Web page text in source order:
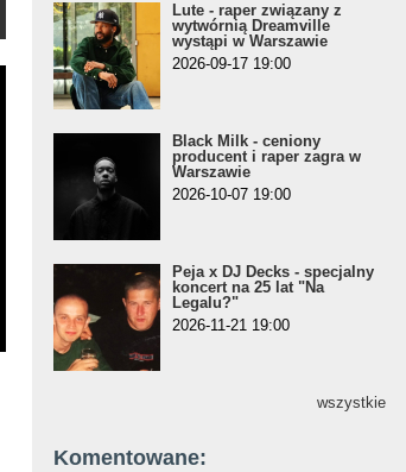
Lute - raper związany z
wytwórnią Dreamville
wystąpi w Warszawie
2026-09-17 19:00
Black Milk - ceniony
producent i raper zagra w
Warszawie
2026-10-07 19:00
Peja x DJ Decks - specjalny
koncert na 25 lat "Na
Legalu?"
2026-11-21 19:00
wszystkie
Komentowane: